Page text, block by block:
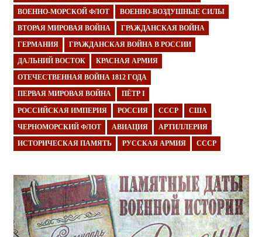
ВОЕННО-МОРСКОЙ ФЛОТ ВОЕННО-ВОЗДУШНЫЕ СИЛЫ
ВТОРАЯ МИРОВАЯ ВОЙНА ГРАЖДАНСКАЯ ВОЙНА
ГЕРМАНИЯ ГРАЖДАНСКАЯ ВОЙНА В РОССИИ
ДАЛЬНИЙ ВОСТОК КРАСНАЯ АРМИЯ
ОТЕЧЕСТВЕННАЯ ВОЙНА 1812 ГОДА
ПЕРВАЯ МИРОВАЯ ВОЙНА ПЁТР I
РОССИЙСКАЯ ИМПЕРИЯ РОССИЯ СССР США
ЧЕРНОМОРСКИЙ ФЛОТ АВИАЦИЯ АРТИЛЛЕРИЯ
ИСТОРИЧЕСКАЯ ПАМЯТЬ РУССКАЯ АРМИЯ СССР